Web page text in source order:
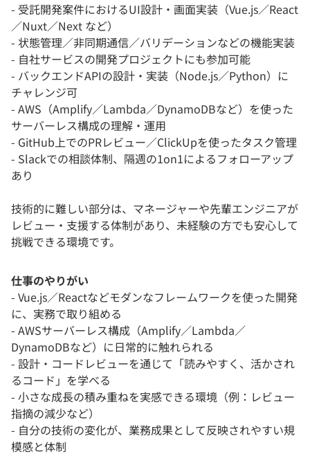
- 受託開発案件におけるUI設計・画面実装（Vue.js／React
／Nuxt／Next など）
- 状態管理／非同期通信／バリデーションなどの機能実装
- 自社サービスの開発プロジェクトにも参加可能
- バックエンドAPIの設計・実装（Node.js／Python）に
チャレンジ可
- AWS（Amplify／Lambda／DynamoDBなど）を使った
サーバーレス構成の理解・運用
- GitHub上でのPRレビュー／ClickUpを使ったタスク管理
- Slackでの相談体制、隔週の1on1によるフォローアップ
あり
技術的に難しい部分は、マネージャーや先輩エンジニアが
レビュー・支援する体制があり、未経験の方でも安心して
挑戦できる環境です。
仕事のやりがい
- Vue.js／Reactなどモダンなフレームワークを使った開発
に、実務で取り組める
- AWSサーバーレス構成（Amplify／Lambda／
DynamoDBなど）に日常的に触れられる
- 設計・コードレビューを通じて「読みやすく、活かされ
るコード」を学べる
- 小さな成長の積み重ねを実感できる環境（例：レビュー
指摘の減少など）
- 自分の技術の変化が、業務成果として反映されやすい規
模感と体制